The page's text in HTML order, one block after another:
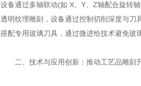
设备通过多轴联动(如 X、Y、Z轴配合旋转
透明纹理雕刻，设备通过控制切削深度与刀
搭配专用玻璃刀具，通过微进给技术避免玻
二、技术与应用创新：推动工艺品雕刻